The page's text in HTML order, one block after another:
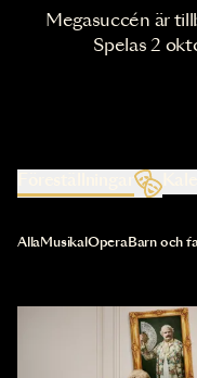
Megasuccén är
Spelas 2
Val av kategori uppdaterar
AllaMusikal OperaBarn och